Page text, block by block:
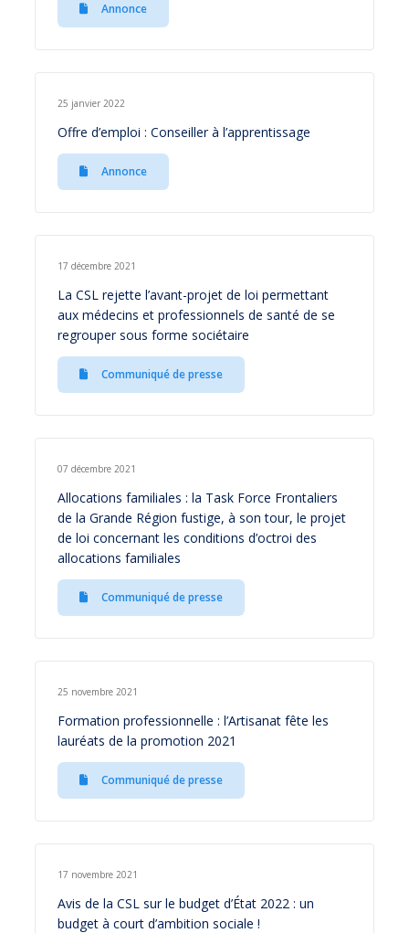
Annonce
25 janvier 2022
Offre d’emploi : Conseiller à l’apprentissage
Annonce
17 décembre 2021
La CSL rejette l’avant-projet de loi permettant
aux médecins et professionnels de santé de se
regrouper sous forme sociétaire
Communiqué de presse
07 décembre 2021
Allocations familiales : la Task Force Frontaliers
de la Grande Région fustige, à son tour, le projet
de loi concernant les conditions d’octroi des
allocations familiales
Communiqué de presse
25 novembre 2021
Formation professionnelle : l’Artisanat fête les
lauréats de la promotion 2021
Communiqué de presse
17 novembre 2021
Avis de la CSL sur le budget d’État 2022 : un
budget à court d’ambition sociale !